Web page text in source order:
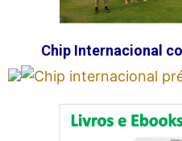
Chip Internacional